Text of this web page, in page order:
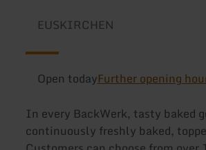
EUSKIRCHEN
Open todayFurther opening
In every BackWerk, tasty baked
continuously freshly baked,